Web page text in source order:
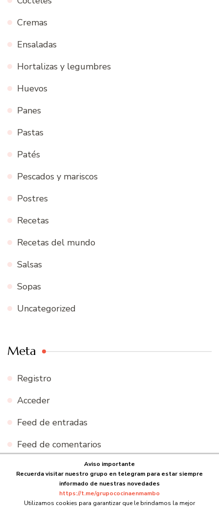
Cremas
Ensaladas
Hortalizas y legumbres
Huevos
Panes
Pastas
Patés
Pescados y mariscos
Postres
Recetas
Recetas del mundo
Salsas
Sopas
Uncategorized
Meta
Registro
Acceder
Feed de entradas
Feed de comentarios
Aviso importante
Recuerda visitar nuestro grupo en telegram para estar siempre
informado de nuestras novedades
https://t.me/grupococinaenmambo
Utilizamos cookies para garantizar que le brindamos la mejor